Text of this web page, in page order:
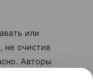
или
не очистив
Авторы